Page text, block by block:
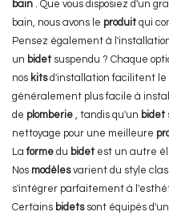
bain . Que vous disposiez d'un
bain, nous avons le produit qui
Pensez également à
un bidet suspendu ? Chaque
nos kitsd'installation facilitent le
généralement plus facile à
de plomberie , tandis qu'un bidet
nettoyage pour une meilleure
La forme du bidet est un autre
Nos modèlesvarient du style
s'intégrer parfaitement à
Certains bidetssont équipés d'un